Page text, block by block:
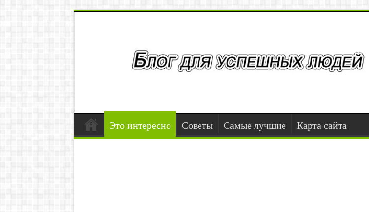
Это интересно Советы Самые лучшие Карта сайта